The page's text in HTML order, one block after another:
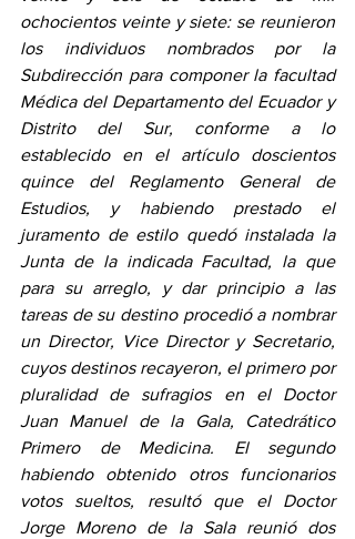
ochocientos veinte y siete: se reunieron
los individuos nombrados por la
Subdirección para componer la facultad
Médica del Departamento del Ecuador y
Distrito del Sur, conforme a lo
establecido en el artículo doscientos
quince del Reglamento General de
Estudios, y habiendo prestado el
juramento de estilo quedó instalada la
Junta de la indicada Facultad, la que
para su arreglo, y dar principio a las
tareas de su destino procedió a nombrar
un Director, Vice Director y Secretario,
cuyos destinos recayeron, el primero por
pluralidad de sufragios en el Doctor
Juan Manuel de la Gala, Catedrático
Primero de Medicina. El segundo
habiendo obtenido otros funcionarios
votos sueltos, resultó que el Doctor
Jorge Moreno de la Sala reunió dos